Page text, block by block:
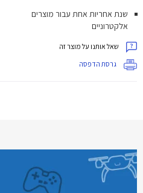
שנת אחריות אחת עבור מוצרים
אלקטרוניים
שאל אותנו על מוצר זה
גרסת הדפסה